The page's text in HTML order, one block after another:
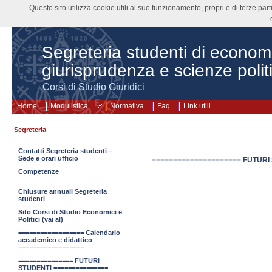
Segreteria studenti di
giurisprudenza e scienze
Corsi di Studio Giuridici
Home Modulistica Normativa Faq Link utili
=====================
Segreteria
Contatti Segreteria studenti –
Sede e orari ufficio
Competenze
Chiusure annuali Segreteria
studenti
Sito Corsi di Studio Economici e
Politici (vai al)
================== Calendario
accademico e didattico
==================
=============== FUTURI
STUDENTI ===============
Questo sito utilizza cookie utili al suo funzionamento, propri e di terze